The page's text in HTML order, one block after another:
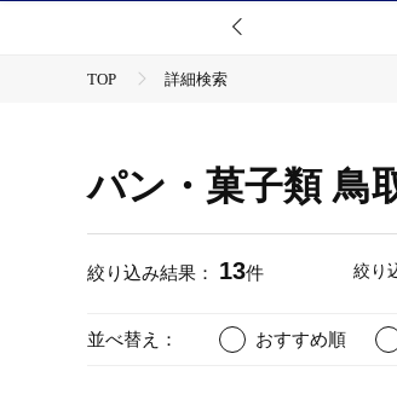
TOP 詳細検索
パン・菓子類 鳥
絞り込み結果： 13件 絞り
並べ替え： おすすめ順